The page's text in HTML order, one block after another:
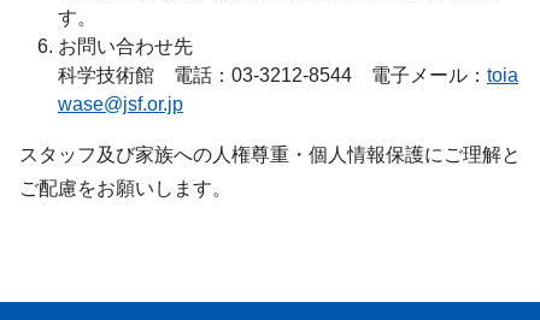
す。
お問い合わせ先
科学技術館 電話：03-3212-8544 電子メール： toia
wase@jsf.or.jp
スタッフ及び家族への人権尊重・個人情報保護にご理解と
ご配慮をお願いします。